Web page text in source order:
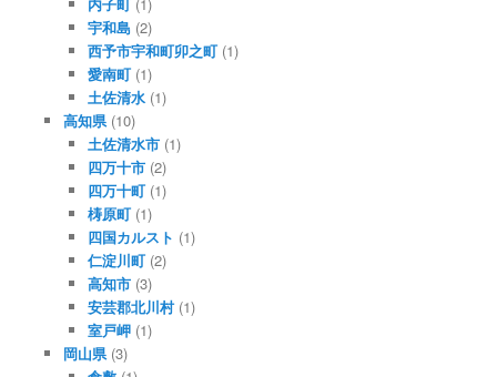
宇和島 (2)
西予市宇和町卯之町 (1)
愛南町 (1)
土佐清水 (1)
高知県(10)
土佐清水市 (1)
四万十市 (2)
四万十町 (1)
梼原町 (1)
四国カルスト (1)
仁淀川町 (2)
高知市 (3)
安芸郡北川村(1)
室戸岬 (1)
岡山県(3)